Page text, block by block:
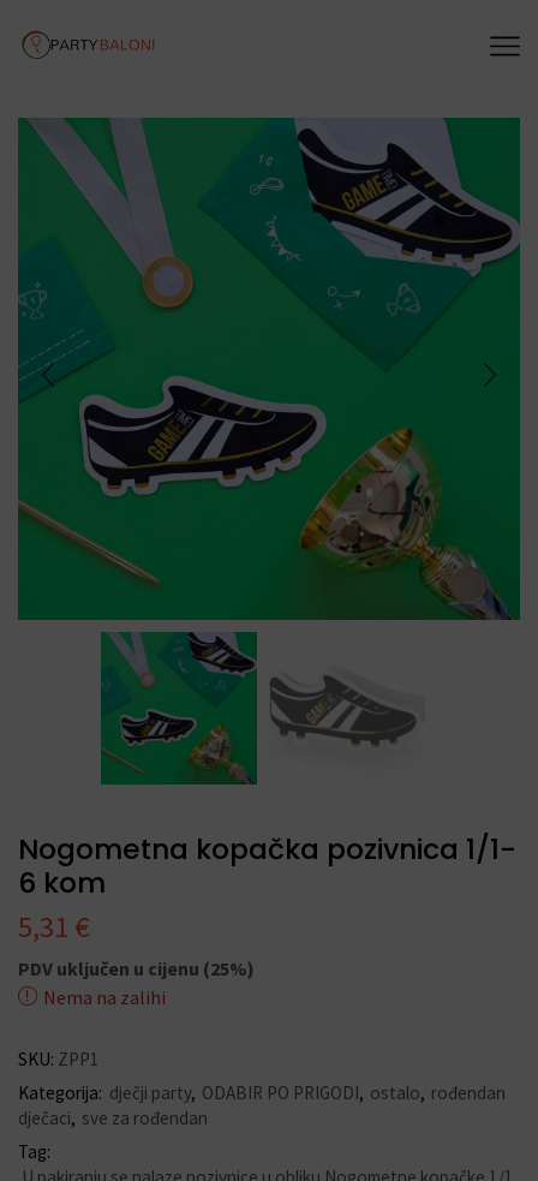
Nogometna kopačka pozivnica 1/1-
6 kom
5,31 €
PDV uključen u cijenu (25%)
Nema na zalihi
SKU: ZPP1
Kategorija: dječji party, ODABIR PO PRIGODI, ostalo, rođendan
dječaci, sve za rođendan
Tag:
U pakiranju se nalaze pozivnice u obliku Nogometne kopačke 1/1